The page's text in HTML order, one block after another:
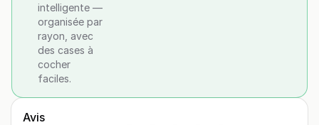
intelligente —
organisée par
rayon, avec
des cases à
cocher
faciles.
Avis